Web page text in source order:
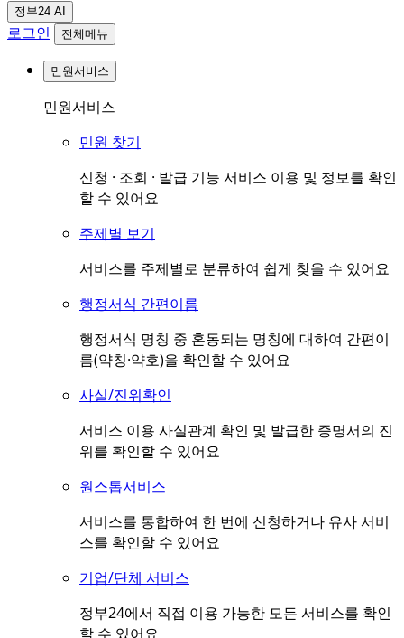
정부24 AI
로그인 전체메뉴
민원서비스
민원서비스
민원 찾기
신청 · 조회 · 발급 기능 서비스 이용 및 정보를 확인
할 수 있어요
주제별 보기
서비스를 주제별로 분류하여 쉽게 찾을 수 있어요
행정서식 간편이름
행정서식 명칭 중 혼동되는 명칭에 대하여 간편이
름(약칭·약호)을 확인할 수 있어요
사실/진위확인
서비스 이용 사실관계 확인 및 발급한 증명서의 진
위를 확인할 수 있어요
원스톱서비스
서비스를 통합하여 한 번에 신청하거나 유사 서비
스를 확인할 수 있어요
기업/단체 서비스
정부24에서 직접 이용 가능한 모든 서비스를 확인
할 수 있어요